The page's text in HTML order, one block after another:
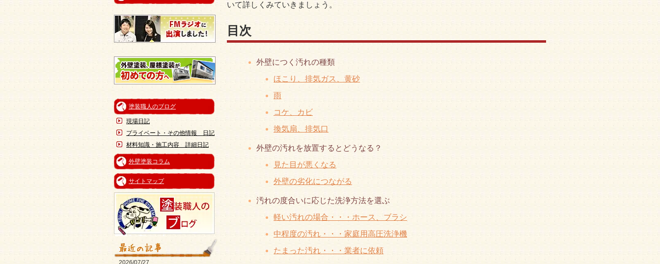
塗装職人のブログ
現場日記
プライベート・その他情報 日記
材料知識・施工内容 詳細日記
外壁塗装コラム
サイトマップ
2026/07/27
いて詳しくみていきましょう。
目次
外壁につく汚れの種類
ほこり、排気ガス、黄砂
雨
コケ、カビ
換気扇、排気口
外壁の汚れを放置するとどうなる？
見た目が悪くなる
外壁の劣化につながる
汚れの度合いに応じた洗浄方法を選ぶ
軽い汚れの場合・・・ホース、ブラシ
中程度の汚れ・・・家庭用高圧洗浄機
たまった汚れ・・・業者に依頼